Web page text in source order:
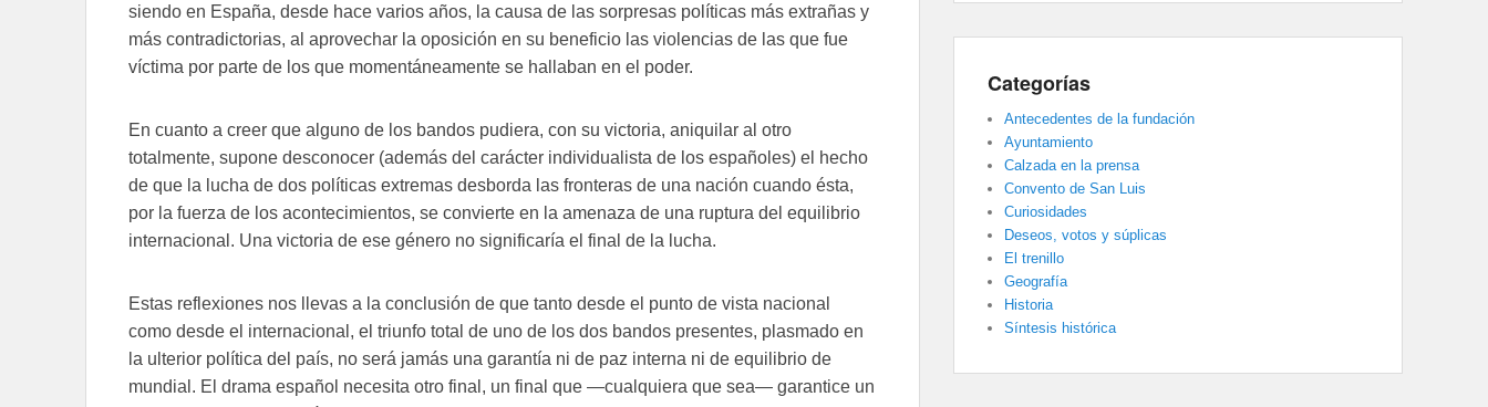
siendo en España, desde hace varios años, la causa de las sorpresas políticas más extrañas y
más contradictorias, al aprovechar la oposición en su beneficio las violencias de las que fue
víctima por parte de los que momentáneamente se hallaban en el poder.
En cuanto a creer que alguno de los bandos pudiera, con su victoria, aniquilar al otro
totalmente, supone desconocer (además del carácter individualista de los españoles) el hecho
de que la lucha de dos políticas extremas desborda las fronteras de una nación cuando ésta,
por la fuerza de los acontecimientos, se convierte en la amenaza de una ruptura del equilibrio
internacional. Una victoria de ese género no significaría el final de la lucha.
Estas reflexiones nos llevas a la conclusión de que tanto desde el punto de vista nacional
como desde el internacional, el triunfo total de uno de los dos bandos presentes, plasmado en
la ulterior política del país, no será jamás una garantía ni de paz interna ni de equilibrio de
mundial. El drama español necesita otro final, un final que —cualquiera que sea— garantice un
Categorías
Antecedentes de la fundación
Ayuntamiento
Calzada en la prensa
Convento de San Luis
Curiosidades
Deseos, votos y súplicas
El trenillo
Geografía
Historia
Síntesis histórica